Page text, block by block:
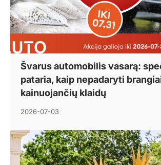
Švarus automobilis vasarą:
pataria, kaip nepadaryti
kainuojančių klaidų
2026-07-03